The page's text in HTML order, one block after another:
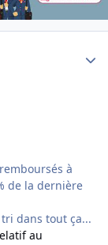
à
de la dernière
dans tout ça...
au